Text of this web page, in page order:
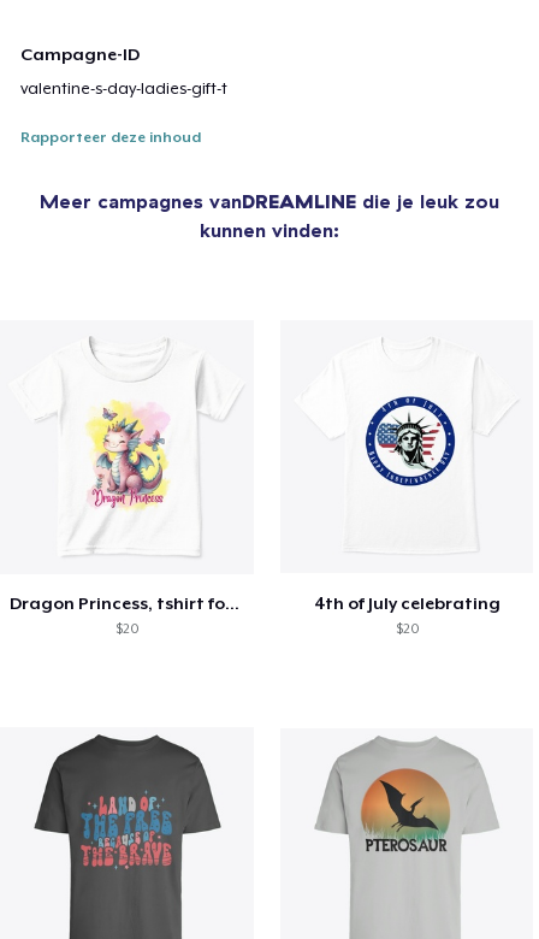
Campagne-ID
valentine-s-day-ladies-gift-t
Rapporteer deze inhoud
Meer campagnes vanDREAMLINE die je leuk zou
kunnen vinden:
Dragon Princess, tshirt for Summer
$20
4th of July celebrating
$20